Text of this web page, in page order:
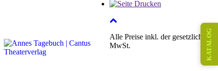
Alle Preise inkl. der gesetzlichen
MwSt.
KATALOG